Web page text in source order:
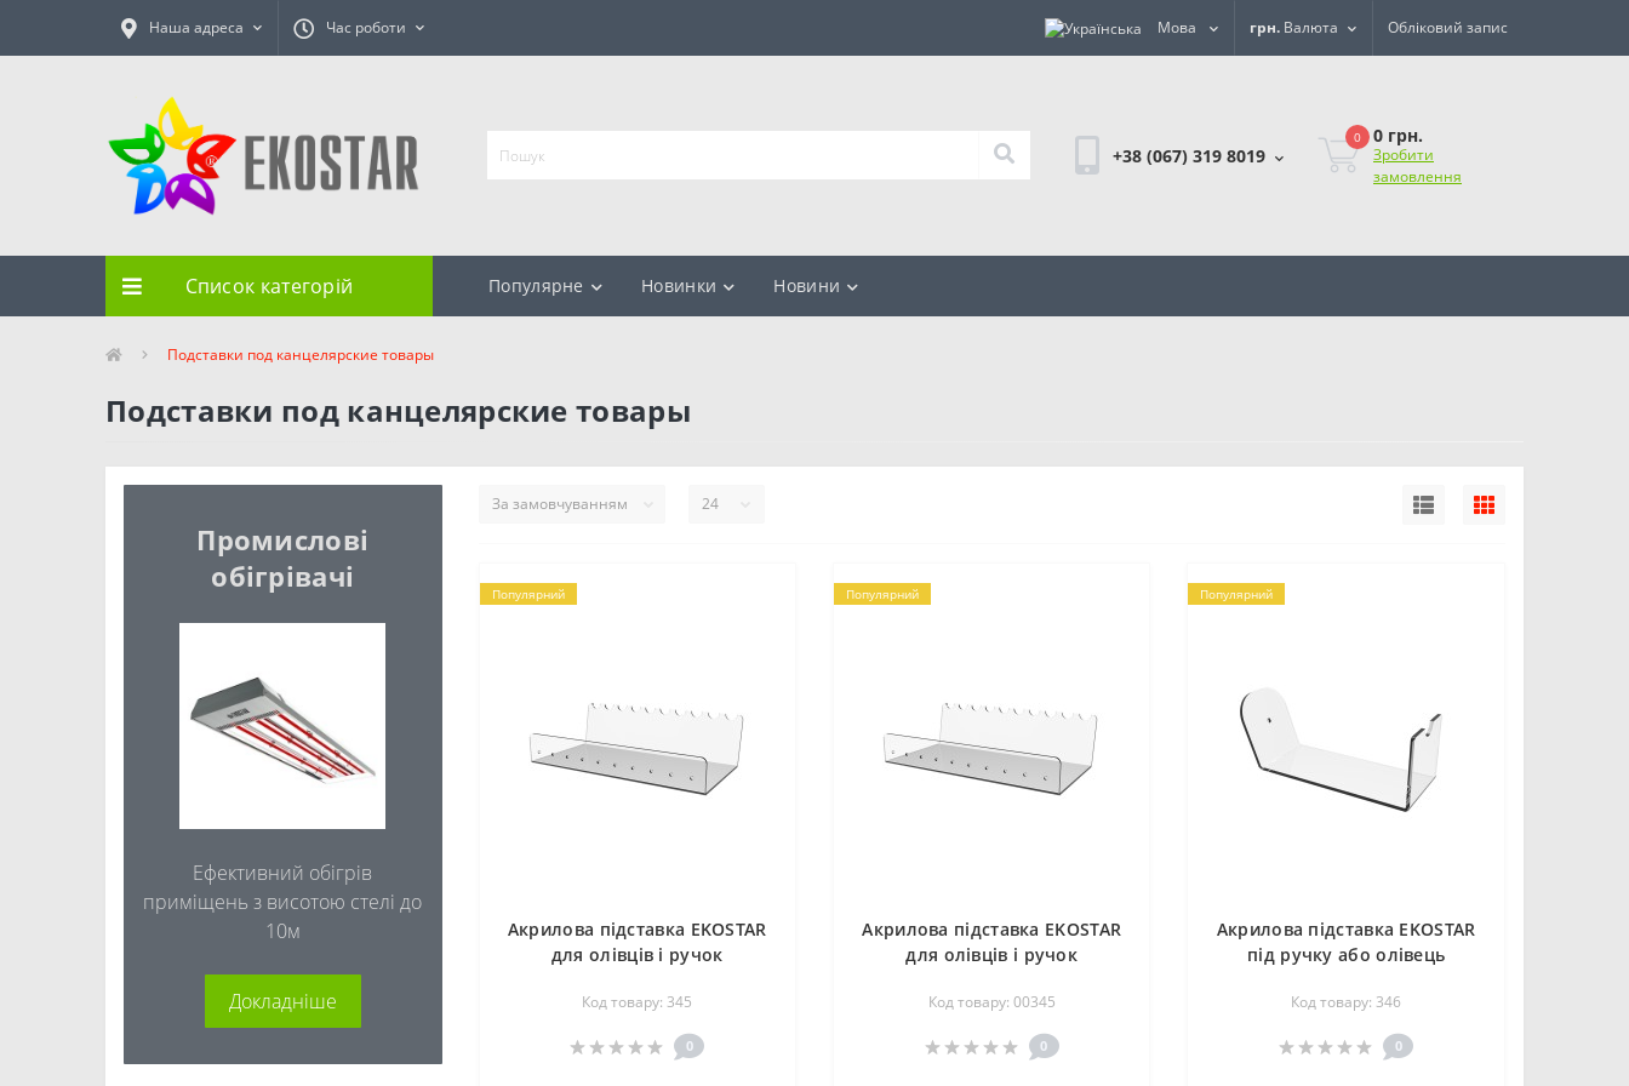
Наша адреса Час роботи Мова грн. Валюта Обліковий запис
+38 (067) 319 8019
0 0 грн.
Зробити
замовлення
Список категорій Популярне Новинки Новини
Подставки под канцелярские товары
Подставки под канцелярские товары
Промислові
обігрівачі
Ефективний обігрів
приміщень з висотою стелі до
10м
Докладніше
Популярний
Акрилова підставка EKOSTAR
для олівців і ручок
Код товару: 345
0
Популярний
Акрилова підставка EKOSTAR
для олівців і ручок
Код товару: 00345
0
Популярний
Акрилова підставка EKOSTAR
під ручку або олівець
Код товару: 346
0